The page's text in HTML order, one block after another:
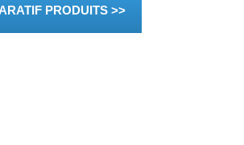
PRODUITS >>